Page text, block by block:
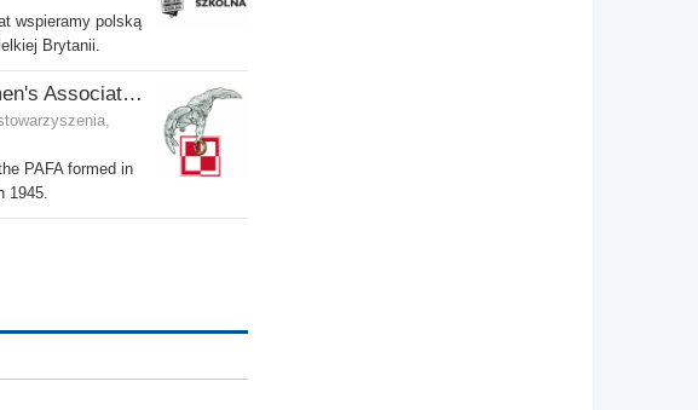
wspieramy polską
Brytanii.
Polish Airmen's Association UK - Związek Lotników Polskich WB
PAFA formed in
1945.